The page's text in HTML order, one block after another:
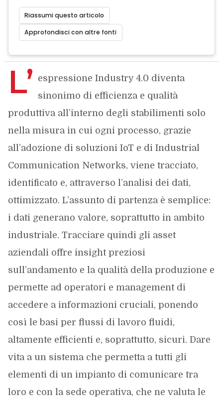
Riassumi questo articolo
Approfondisci con altre fonti
L’ espressione Industry 4.0 diventa
sinonimo di efficienza e qualità
produttiva all’interno degli stabilimenti solo
nella misura in cui ogni processo, grazie
all’adozione di soluzioni IoT e di Industrial
Communication Networks, viene tracciato,
identificato e, attraverso l’analisi dei dati,
ottimizzato. L’assunto di partenza è semplice:
i dati generano valore, soprattutto in ambito
industriale. Tracciare quindi gli asset
aziendali offre insight preziosi
sull’andamento e la qualità della produzione e
permette ad operatori e management di
accedere a informazioni cruciali, ponendo
così le basi per flussi di lavoro fluidi,
altamente efficienti e, soprattutto, sicuri. Dare
vita a un sistema che permetta a tutti gli
elementi di un impianto di comunicare tra
loro e con la sede operativa, che ne valuta le